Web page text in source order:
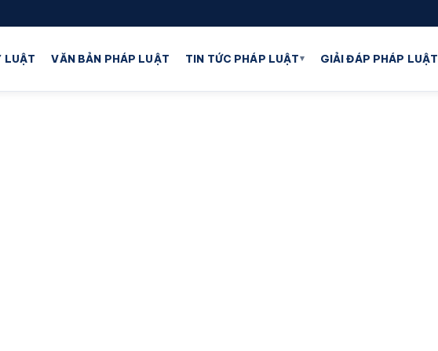
LUẬT VĂN BẢN PHÁP LUẬT TIN TỨC PHÁP LUẬT▾ GIẢI ĐÁP PHÁP LUẬT